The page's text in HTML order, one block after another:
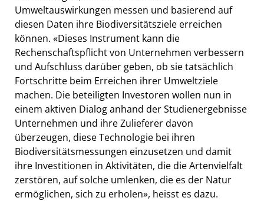
Umweltauswirkungen messen und basierend auf
diesen Daten ihre Biodiversitätsziele erreichen
können. «Dieses Instrument kann die
Rechenschaftspflicht von Unternehmen verbessern
und Aufschluss darüber geben, ob sie tatsächlich
Fortschritte beim Erreichen ihrer Umweltziele
machen. Die beteiligten Investoren wollen nun in
einem aktiven Dialog anhand der Studienergebnisse
Unternehmen und ihre Zulieferer davon
überzeugen, diese Technologie bei ihren
Biodiversitätsmessungen einzusetzen und damit
ihre Investitionen in Aktivitäten, die die Artenvielfalt
zerstören, auf solche umlenken, die es der Natur
ermöglichen, sich zu erholen», heisst es dazu.